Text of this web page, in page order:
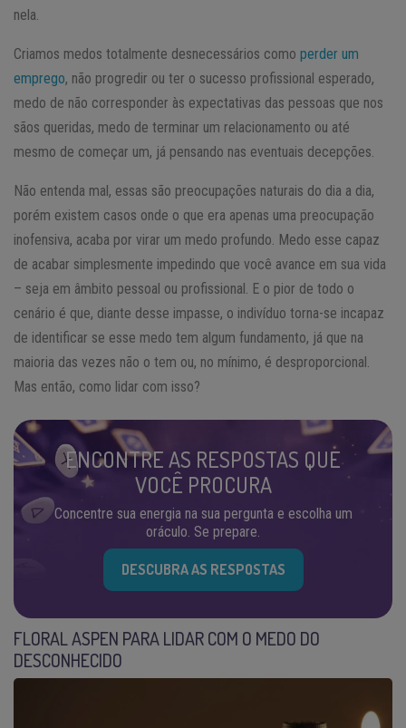
nela.
Criamos medos totalmente desnecessários como perder um
emprego, não progredir ou ter o sucesso profissional esperado,
medo de não corresponder às expectativas das pessoas que nos
sãos queridas, medo de terminar um relacionamento ou até
mesmo de começar um, já pensando nas eventuais decepções.
Não entenda mal, essas são preocupações naturais do dia a dia,
porém existem casos onde o que era apenas uma preocupação
inofensiva, acaba por virar um medo profundo. Medo esse capaz
de acabar simplesmente impedindo que você avance em sua vida
– seja em âmbito pessoal ou profissional. E o pior de todo o
cenário é que, diante desse impasse, o indivíduo torna-se incapaz
de identificar se esse medo tem algum fundamento, já que na
maioria das vezes não o tem ou, no mínimo, é desproporcional.
Mas então, como lidar com isso?
ENCONTRE AS RESPOSTAS QUE
VOCÊ PROCURA
Concentre sua energia na sua pergunta e escolha um
oráculo. Se prepare.
DESCUBRA AS RESPOSTAS
FLORAL ASPEN PARA LIDAR COM O MEDO DO
DESCONHECIDO